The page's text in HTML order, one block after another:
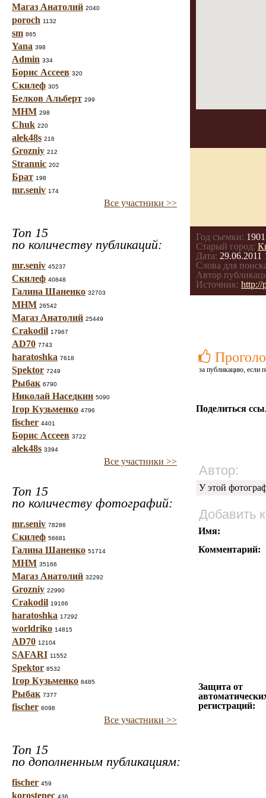
Магаз Анатолий 2040
poroch 1132
sm 865
Yana 398
Admin 334
Борис Ассеев 320
Скилеф 305
Белков Альберт 299
МНМ 298
Chuk 220
alek48s 216
Grozniy 212
Strannic 202
Брат 198
mr.seniv 174
Все участники >>
Топ 15
по количеству публикаций:
mr.seniv 45237
Скилеф 40848
Галина Шаненко 32703
МНМ 26542
Магаз Анатолий 25449
Crakodil 17967
AD70 7743
haratoshka 7618
Spektor 7249
Рыбак 6790
Николай Наседкин 5090
Ігор Кузьменко 4796
fischer 4401
Борис Ассеев 3722
alek48s 3394
Все участники >>
Топ 15
по количеству фотографий:
mr.seniv 78286
Скилеф 56681
Галина Шаненко 51714
МНМ 35166
Магаз Анатолий 32292
Grozniy 22990
Crakodil 19166
haratoshka 17292
worldriko 14815
AD70 12104
SAFARI 11552
Spektor 8532
Ігор Кузьменко 8485
Рыбак 7377
fischer 6098
Все участники >>
Топ 15
по дополненным публикациям:
fischer 459
korostenec 436
Год съемки: 1901
Старый город:
Дата: 29.06.2011
Слова для
Автор
Источник: http://
за публикацию, если
Поделиться
Автор:
У этой
Добавить
Имя:
Комментарий:
Защита от
регистраций: